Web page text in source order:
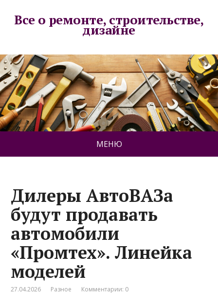
Все о ремонте, строительстве,
дизайне
МЕНЮ
Дилеры АвтоВАЗа
будут продавать
автомобили
«Промтех». Линейка
моделей
27.04.2026 Разное Комментарии: 0